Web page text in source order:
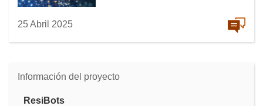
25 Abril 2025
Información del proyecto
ResiBots